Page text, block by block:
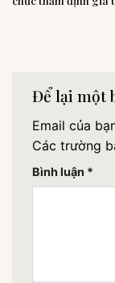
Để lại một
Email của
Các trường
Bình luận *